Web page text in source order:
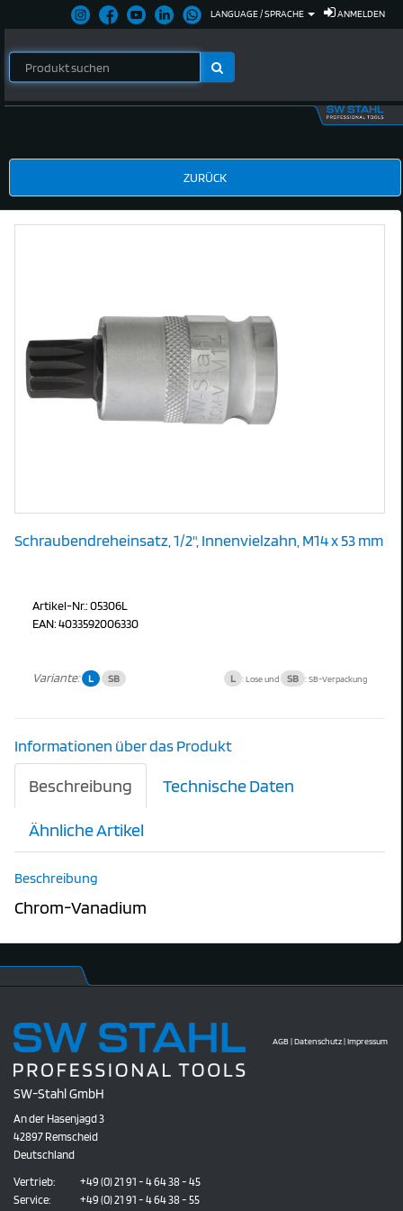
ANMELDEN
LANGUAGE / SPRACHE
Schraubendreheinsatz, 1/2", Innenvielzahn, M14 x 53 mm
Artikel-Nr.: 05306L
EAN: 4033592006330
Variante: L SB L : Lose und SB : SB-Verpackung
Informationen über das Produkt
Beschreibung Technische Daten
Ähnliche Artikel
Beschreibung
Chrom-Vanadium
AGB|Datenschutz|Impressum
SW-Stahl GmbH
An der Hasenjagd 3
42897 Remscheid
Deutschland
Vertrieb:
+49 (0) 21 91 - 4 64 38 - 45
Service:
+49 (0) 21 91 - 4 64 38 - 55